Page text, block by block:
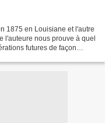
1875 en Louisiane et l'autre
l'auteure nous prouve à quel
futures de façon